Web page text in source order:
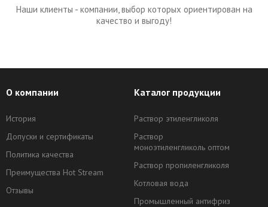
Наши клиенты - компании, выбор которых ориентирован на
качество и выгоду!
О компании
История
Допуски и сертификаты
Политика качества
Преимущества Hot Stream
Отзывы
Каталог продукции
Раствор этиленгликоля
Раствор
моноэтиленгликоль оптом
Раствор пропиленгликоля
Котловая вода
Промышленный антифриз